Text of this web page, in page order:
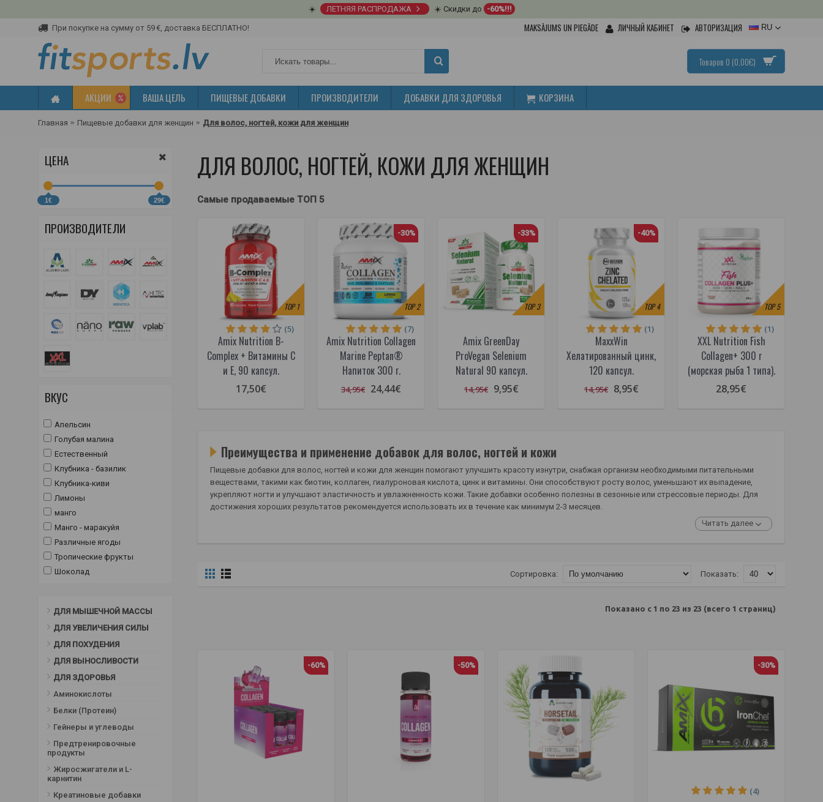
☀️ ЛЕТНЯЯ РАСПРОДАЖА ☀️ Скидки до -60%!!!
При покупке на сумму от 59 €, доставка БЕСПЛАТНО! MAKSĀJUMS UN PIEGĀDE ЛИЧНЫЙ КАБИНЕТ АВТОРИЗАЦИЯ RU
Товаров 0 (0,00€)
АКЦИИ ВАША ЦЕЛЬ ПИЩЕВЫЕ ДОБАВКИ ПРОИЗВОДИТЕЛИ ДОБАВКИ ДЛЯ ЗДОРОВЬЯ КОРЗИНА
Главная Пищевые добавки для женщин Для волос, ногтей, кожи для женщин
ЦЕНА
1€ 29€
ПРОИЗВОДИТЕЛИ
ВКУС
Апельсин
Голубая малина
Естественный
Клубника - базилик
Клубника-киви
Лимоны
манго
Манго - маракуйя
Различные ягоды
Тропические фрукты
Шоколад
ДЛЯ МЫШЕЧНОЙ МАССЫ
ДЛЯ УВЕЛИЧЕНИЯ СИЛЫ
ДЛЯ ПОХУДЕНИЯ
ДЛЯ ВЫНОСЛИВОСТИ
ДЛЯ ЗДОРОВЬЯ
Аминокислоты
Белки (Протеин)
Гейнеры и углеводы
Предтренировочные
продукты
Жиросжигатели и L-
карнитин
Креатиновые добавки
ДЛЯ ВОЛОС, НОГТЕЙ, КОЖИ ДЛЯ ЖЕНЩИН
Самые продаваемые ТОП 5
TOP1
Amix Nutrition B-
Complex + Витамины C
и E, 90 капсул.
(5)
17,50€
TOP2
-30%
Amix Nutrition Collagen
Marine Peptan®
Напиток 300 г.
(7)
34,95€ 24,44€
TOP3
-33%
Amix GreenDay
ProVegan Selenium
Natural 90 капсул.
14,95€ 9,95€
TOP4
-40%
MaxxWin
Хелатированный цинк,
120 капсул.
(1)
14,95€ 8,95€
TOP5
XXL Nutrition Fish
Collagen+ 300 г
(морская рыба 1 типа).
(1)
28,95€
Преимущества и применение добавок для волос, ногтей и кожи
Пищевые добавки для волос, ногтей и кожи для женщин помогают улучшить красоту изнутри, снабжая организм необходимыми питательными
веществами, такими как биотин, коллаген, гиалуроновая кислота, цинк и витамины. Они способствуют росту волос, уменьшают их выпадение,
укрепляют ногти и улучшают эластичность и увлажненность кожи. Такие добавки особенно полезны в сезонные или стрессовые периоды. Для
достижения хороших результатов рекомендуется использовать их в течение как минимум 2-3 месяцев.
Читать далее
Показать:
Сортировка:
Показано с 1 по 23 из 23 (всего 1 страниц)
-60% -50% -30%
(4)